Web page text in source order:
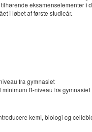
eksamenselementer i
i løbet af første studieår.
fra gymnasiet
B-niveau fra gymnasiet
kemi, biologi og